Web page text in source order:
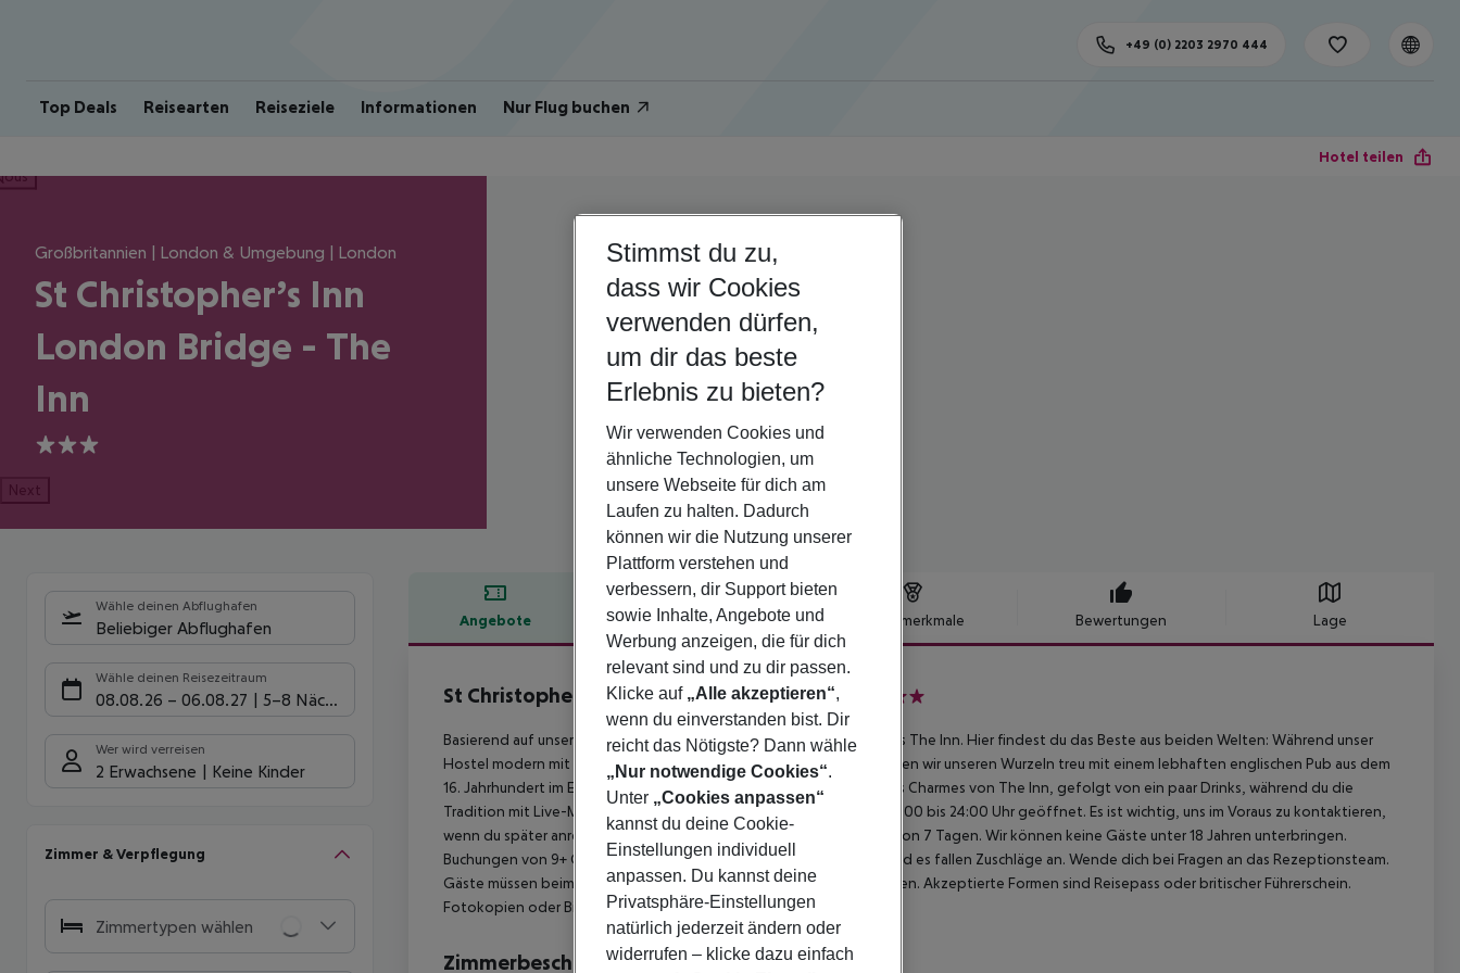
Top Deals Reisearten Reiseziele Informationen Nur Flug buchen
+49 (0) 2203 2970 444
Hotel teilen
Großbritannien | London & Umgebung | London
St Christopher’s Inn
London Bridge - The
Inn
3
Next
Wähle deinen Abflughafen
Beliebiger Abflughafen
Wähle deinen Reisezeitraum
08.08.26 – 06.08.27 5-8 Nächte
Wer wird verreisen
2 Erwachsene Keine Kinder
Zimmer & Verpflegung
Zimmertypen wählen
Angebote Hotelbeschreibung Hotelmerkmale Bewertungen Lage
Hotelbeschreibung
St Christopher’s Inn London Bridge - The Inn
Basierend auf unserem allerersten Londoner Hostel, St Christopher''s The Inn. Hier findest du das Beste aus beiden Welten: Während unser
Hostel modern mit neuen Badezimmern und Schlafzimmern ist, bleiben wir unseren Wurzeln treu mit einem lebhaften englischen Pub aus dem
16. Jahrhundert im Erdgeschoss. Genieße dein Frühstück inmitten des Charmes von The Inn, gefolgt von ein paar Drinks, während du die
Tradition mit Live-Musik und Bands genießt! Die Rezeption ist von 8:00 bis 24:00 Uhr geöffnet. Es ist wichtig, uns im Voraus zu kontaktieren,
wenn du später anreist. Wir haben eine maximale Aufenthaltsdauer von 7 Tagen. Wir können keine Gäste unter 18 Jahren unterbringen.
Buchungen von 9+ Gästen unterliegen zusätzlichen Bedingungen und es fallen Zuschläge an. Wende dich bei Fragen an das Rezeptionsteam.
Gäste müssen beim Check-in einen gültigen Lichtbildausweis vorlegen. Akzeptierte Formen sind Reisepass oder britischer Führerschein.
Fotokopien oder Bilder des Ausweises werden nicht akzeptiert.
Zimmerbeschreibung
Stimmst du zu,
dass wir Cookies
verwenden dürfen,
um dir das beste
Erlebnis zu bieten?
Wir verwenden Cookies und
ähnliche Technologien, um
unsere Webseite für dich am
Laufen zu halten. Dadurch
können wir die Nutzung unserer
Plattform verstehen und
verbessern, dir Support bieten
sowie Inhalte, Angebote und
Werbung anzeigen, die für dich
relevant sind und zu dir passen.
Klicke auf „Alle akzeptieren“,
wenn du einverstanden bist. Dir
reicht das Nötigste? Dann wähle
„Nur notwendige Cookies“.
Unter „Cookies anpassen“
kannst du deine Cookie-
Einstellungen individuell
anpassen. Du kannst deine
Privatsphäre-Einstellungen
natürlich jederzeit ändern oder
widerrufen – klicke dazu einfach